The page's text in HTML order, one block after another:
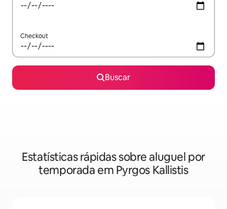
Checkout
Buscar
Estatísticas rápidas sobre aluguel por
temporada em Pyrgos Kallistis